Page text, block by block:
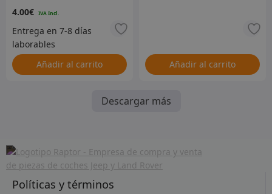
4.00€
Añadir al carrito Añadir al carrito
Descargar más
Políticas y términos